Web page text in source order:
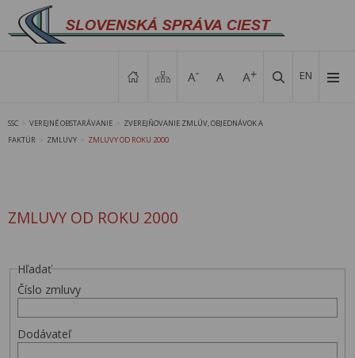
EN
SSC VEREJNÉ OBSTARÁVANIE
ZVEREJŇOVANIE ZMLÚV, OBJEDNÁVOK A
FAKTÚR
ZMLUVY ZMLUVY OD ROKU 2000
ZMLUVY OD ROKU 2000
Hľadať
Číslo zmluvy
Dodávateľ